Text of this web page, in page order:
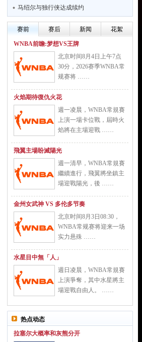
马绍尔与独行侠达成续约
赛前 赛后 新闻 花絮
WNBA前瞻:梦想VS王牌
北京时间8月4日上午7点
30分，2026赛季WNBA常
规赛将 ……
火焰期待復仇火花
週一凌晨，WNBA常規賽
上演一場卡位戰，屆時火
焰將在主場迎戰 ……
飛翼主場盼滅陽光
週一清早，WNBA常規賽
繼續進行，飛翼將坐鎮主
場迎戰陽光，後 ……
金州女武神 VS 多伦多节奏
北京时间8月3日08:30，
WNBA常规赛将迎来一场
实力悬殊 ……
水星目中無「人」
週日凌晨，WNBA常規賽
上演爭奪，其中水星將主
場迎戰自由人。 ……
热点动态
拉塞尔大概率和灰熊分开